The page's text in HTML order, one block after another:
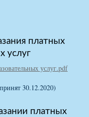
платных
услуг
услуг.pdf
30.12.2020)
платных